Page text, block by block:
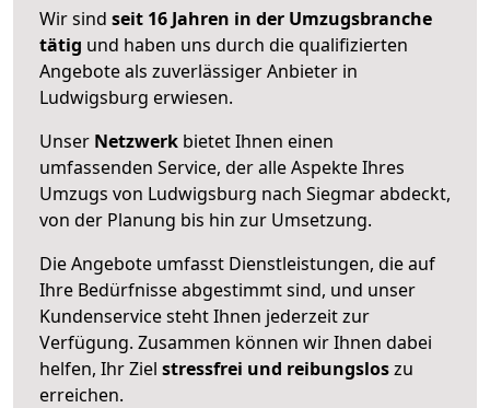
Wir sind seit 16 Jahren in der Umzugsbranche
tätig und haben uns durch die qualifizierten
Angebote als zuverlässiger Anbieter in
Ludwigsburg erwiesen.
Unser Netzwerk bietet Ihnen einen
umfassenden Service, der alle Aspekte Ihres
Umzugs von Ludwigsburg nach Siegmar abdeckt,
von der Planung bis hin zur Umsetzung.
Die Angebote umfasst Dienstleistungen, die auf
Ihre Bedürfnisse abgestimmt sind, und unser
Kundenservice steht Ihnen jederzeit zur
Verfügung. Zusammen können wir Ihnen dabei
helfen, Ihr Ziel stressfrei und reibungsloszu
erreichen.